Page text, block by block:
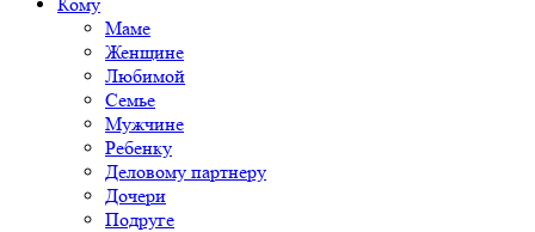
Маме
Женщине
Любимой
Семье
Мужчине
Ребенку
Деловому партнеру
Дочери
Подруге